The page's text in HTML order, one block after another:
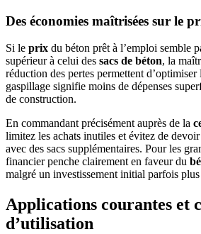
Des économies maîtrisées sur le
Si le prix du béton prêt à l’emploi semble
supérieur à celui des sacs de béton, la
réduction des pertes permettent d’optimiser
gaspillage signifie moins de dépenses
de construction.
En commandant précisément auprès de la
limitez les achats inutiles et évitez de
avec des sacs supplémentaires. Pour les
financier penche clairement en faveur du
malgré un investissement initial parfois plus
Applications courantes et
d’utilisation